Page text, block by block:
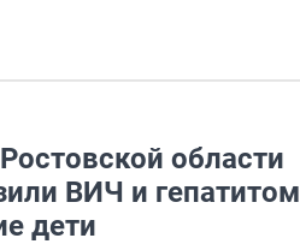
области
ВИЧ и гепатитом
дети